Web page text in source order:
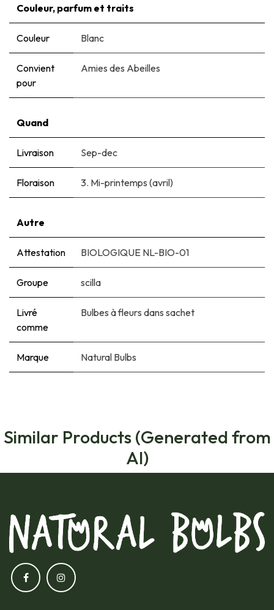
Couleur, parfum et traits
Couleur Blanc
Convient
pour
Amies des Abeilles
Quand
Livraison Sep-dec
Floraison 3. Mi-printemps (avril)
Autre
Attestation BIOLOGIQUE NL-BIO-01
Groupe scilla
Livré
comme
Bulbes à fleurs dans sachet
Marque Natural Bulbs
Similar Products (Generated from
AI)